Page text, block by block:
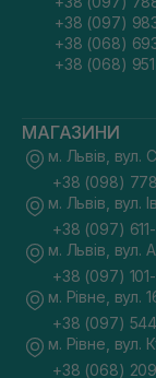
+38 (097)
+38 (068)
+38 (068)
МАГАЗИНИ
м. Львів, вул.
+38 (098)
м. Львів, вул.
+38 (097)
м. Львів, вул.
+38 (097)
м. Рівне, вул.
+38 (097)
м. Рівне, вул.
+38 (068)